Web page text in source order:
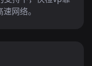
网络。